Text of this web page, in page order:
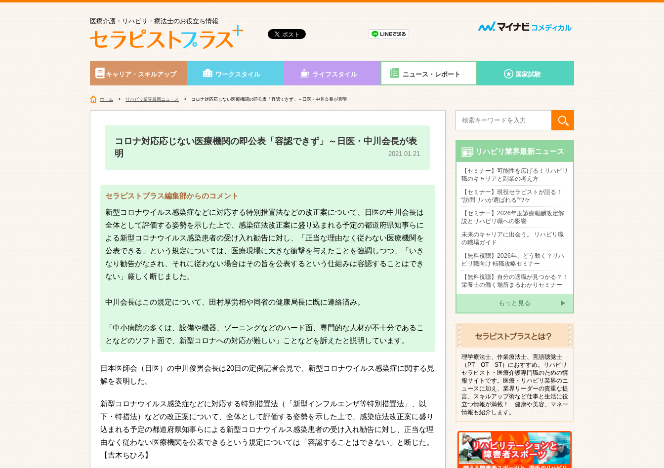
医療介護・リハビリ・療法士のお役立ち情報
キャリア・スキルアップ ワークスタイル ライフスタイル ニュース・レポート 国家試験
ホーム リハビリ業界最新ニュース コロナ対応応じない医療機関の即公表「容認できず」～日医・中川会長が表明
コロナ対応応じない医療機関の即公表「容認できず」～日医・中川会長が表
明
2021.01.21
セラピストプラス編集部からのコメント
新型コロナウイルス感染症などに対応する特別措置法などの改正案について、日医の中川会長は
全体として評価する姿勢を示した上で、感染症法改正案に盛り込まれる予定の都道府県知事らに
よる新型コロナウイルス感染患者の受け入れ勧告に対し、「正当な理由なく従わない医療機関を
公表できる」という規定については、医療現場に大きな衝撃を与えたことを強調しつつ、「いき
なり勧告がなされ、それに従わない場合はその旨を公表するという仕組みは容認することはでき
ない」厳しく断じました。
中川会長はこの規定について、田村厚労相や同省の健康局長に既に連絡済み。
「中小病院の多くは、設備や機器、ゾーニングなどのハード面、専門的な人材が不十分であるこ
となどのソフト面で、新型コロナへの対応が難しい」ことなどを訴えたと説明しています。
日本医師会（日医）の中川俊男会長は20日の定例記者会見で、新型コロナウイルス感染症に関する見
解を表明した。
新型コロナウイルス感染症などに対応する特別措置法（「新型インフルエンザ等特別措置法」、以
下・特措法）などの改正案について、全体として評価する姿勢を示した上で、感染症法改正案に盛り
込まれる予定の都道府県知事らによる新型コロナウイルス感染患者の受け入れ勧告に対し、正当な理
由なく従わない医療機関を公表できるという規定については「容認することはできない」と断じた。
【吉木ちひろ】
リハビリ業界最新ニュース
【セミナー】可能性を広げる！リハビリ
職のキャリアと副業の考え方
【セミナー】現役セラピストが語る！
“訪問リハが選ばれる”ワケ
【セミナー】2026年度診療報酬改定解
説とリハビリ職への影響
未来のキャリアに出会う。 リハビリ職
の職場ガイド
【無料視聴】2026年、どう動く？リハ
ビリ職向け 転職攻略セミナー
【無料視聴】自分の適職が見つかる？！
栄養士の働く場所まるわかりセミナー
もっと見る
理学療法士、作業療法士、言語聴覚士
（PT OT ST）におすすめ。リハビリ
セラピスト・医療介護専門職のための情
報サイトです。医療・リハビリ業界のニ
ュースに加え、業界リーダーの貴重な提
言、スキルアップ術など仕事と生活に役
立つ情報が満載！ 健康や美容、マネー
情報も紹介します。